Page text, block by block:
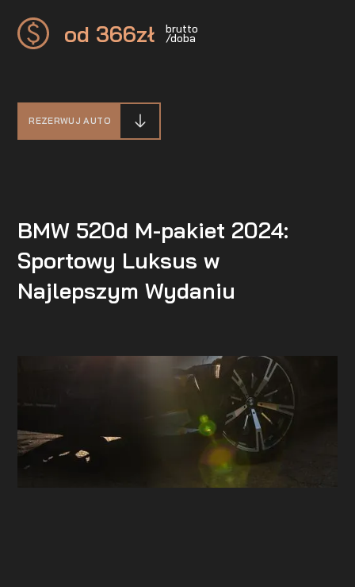
od 366zł brutto
/doba
REZERWUJ AUTO
BMW 520d M-pakiet 2024:
Sportowy Luksus w
Najlepszym Wydaniu